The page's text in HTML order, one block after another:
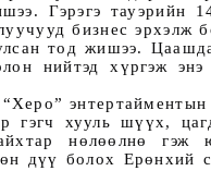
Гэрэгэ тауэрийн
бизнес эрхэлж
тод жишээ.
нийтэд хүргэж энэ
“Херо”
гэгч хууль шүүх,
нөлөөлнө гэж
дүү болох Ерөнхий